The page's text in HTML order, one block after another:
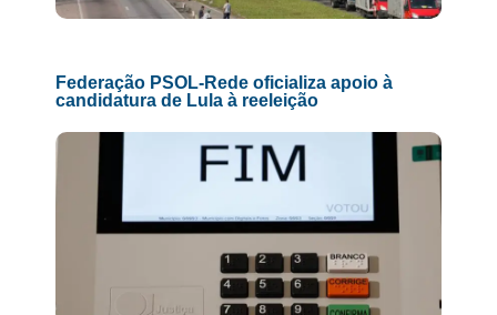
Federação PSOL-Rede oficializa apoio à
candidatura de Lula à reeleição